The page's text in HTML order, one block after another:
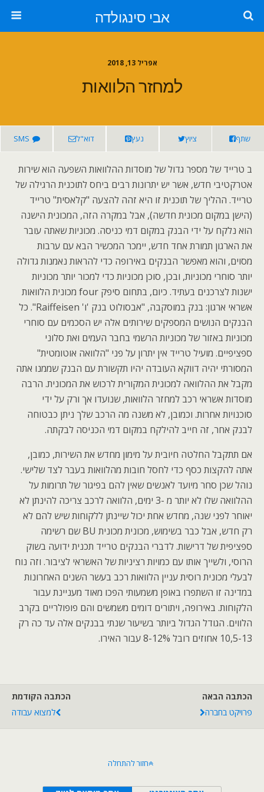
אבי סינגולדה
אפריל 13, 2018
למחזר הלוואות
שתף ציוץ נעץ דוא"ל SMS
ב טרייד של מספר גדול של מוסדות ההלוואות השפעה הוא שירות
אטרקטיבי חדש, אשר יש יתרונות רבים ביחס לתוכנית הרגילה של
טרייד. ההליך של תוכנית זו היא זהה להצעה "קלאסית" טרייד
(הישן במקום מכונית חדשה), אבל במקרה הזה, המכונית הישנה
הוא נלקח על ידי הבנק במקום דמי כניסה. מכוניות שאתה עובר
את הארגון תמורת אחד חדש, יימכר המכשיר הבא עם ערבות
מסוים, והוא מאפשר הבנקים באירופה כדי להראות נאמנות גדולה
יותר סוחרי מכוניות, ובכן, סוכן מכוניות כדי למכור יותר מכוניות
ישנות לצרכנים בעתיד. כיום, בתחום סיפק four מכונית הלוואות
אשראי ארגון: בנק במוסקבה, "אבסולוט בנק 'ו' Raiffeisen". כל
הבנקים הנושים המספקים שירותים אלה יש הסכמים עם סוחרי
מכוניות באזור של מכוניות הרשמי בחבר העמים ואת סלוני
ספציפיים. מועיל טרייד אין יתרון על פני "הלוואה אוטומטית"
המסורתי יהיה דווקא העובדה יהיו תקשורת עם הבנק שממנו אתה
מקבל את ההלוואה למכונית המקורית לרכוש את המכונית. הרבה
מוסדות אשראי רכב למחזר הלוואות, שנועדו אך ורק על ידי
סוכנויות אחרות. וכמובן, לא משנה מה הרכב שלך ניתן כבטוחה
לבנק אחר, זה חייב להילקח במקום דמי הכניסה לבקתה.
אם תתקבל החלטה חיובית על מימון מחדש את השירות, כמובן,
אתה להקצות כסף כדי לחסל חובות מהלוואות בעבר לצד שלישי.
נוהל שכן סחר מיועד לאנשים שאין להם בפיגור של תרומות על
ההלוואה שלו לא יותר מ -3 ימים, הלוואה לרכב צריכה להינתן לא
יאוחר לפני שנה, מחדש אחת יכול שיינתן ללקוחות שיש להם לא
רק חדש, אבל כבר בשימוש, מכונית מכונית BU שם רשימה
ספציפית של דרישות. לדברי הבנקים טרייד תכנית ידועה בשוק
הרוסי, ולשייך אותו עם כמויות רציניות של האשראי לציבור. וזה נוח
לבעלי מכונית רוסית עניין הלוואות רכב בעשר השנים האחרונות
במדינה זו השתפרו באופן משמעותי הפכו מאוד מעניינת עבור
הלקוחות. באירופה, ויתורים דומים משמשים והם פופולריים בקרב
הלווים. הגודל הגדול ביותר בשיעור שנתי בבנקים אלה עד כה רק
10,5-13 אחוזים רובל 8-12% עבור האירו.
הכתבה הקודמת
למצוא עבודה
הכתבה הבאה
פרויקט בחברה
חזור להתחלה